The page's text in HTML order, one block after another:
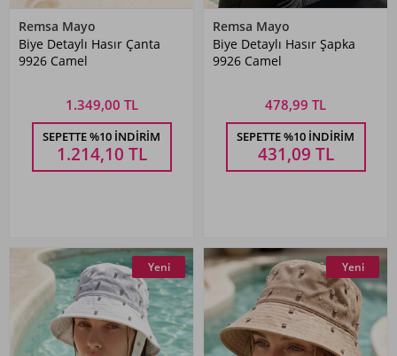
Remsa Mayo
Biye Detaylı Hasır Çanta
9926 Camel
1.349,00 TL
SEPETTE %10 İNDIRIM
1.214,10 TL
Remsa Mayo
Biye Detaylı Hasır Şapka
9926 Camel
478,99 TL
SEPETTE %10 İNDIRIM
431,09 TL
Yeni Yeni